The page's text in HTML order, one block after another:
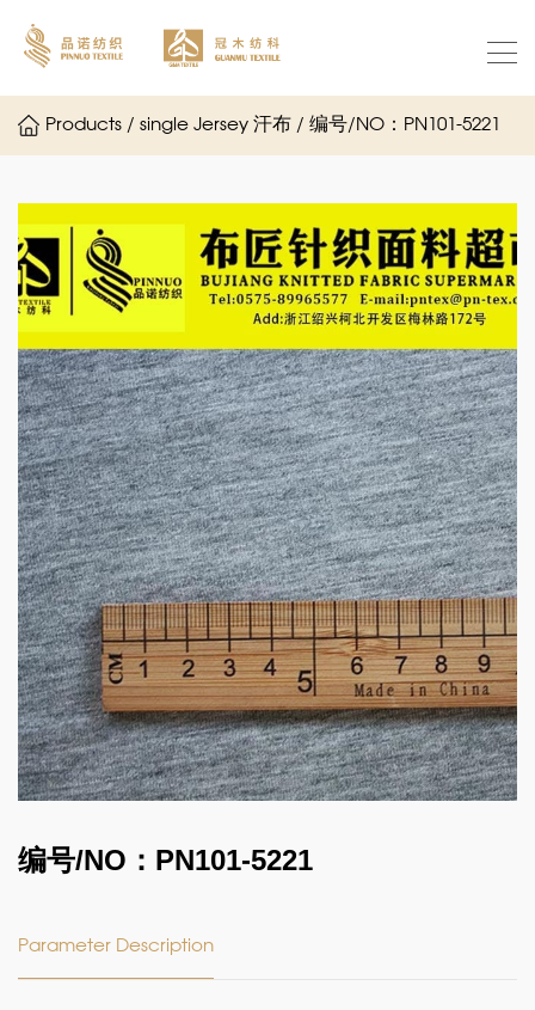
Products / single Jersey 汗布 / 编号/NO：PN101-5221
编号/NO：PN101-5221
Parameter Description